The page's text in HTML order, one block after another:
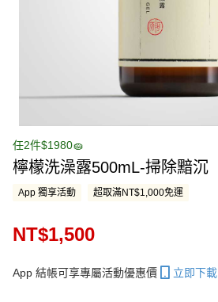
任2件$1980🧽
檸檬洗澡露500mL-掃除黯沉
App 獨享活動 超取滿NT$1,000免運
NT$1,500
App 結帳可享專屬活動優惠價 立即下載